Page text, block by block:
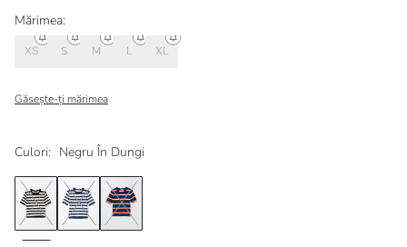
Culori: Negru În Dungi
Mărimea:
XS S M L XL
Găsește-ți mărimea